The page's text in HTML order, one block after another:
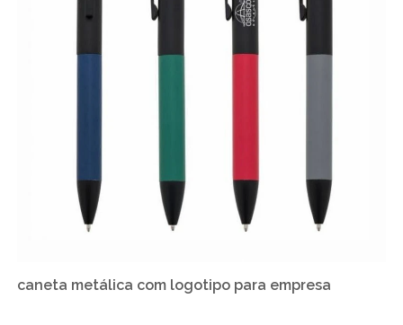
caneta metálica com logotipo para empresa